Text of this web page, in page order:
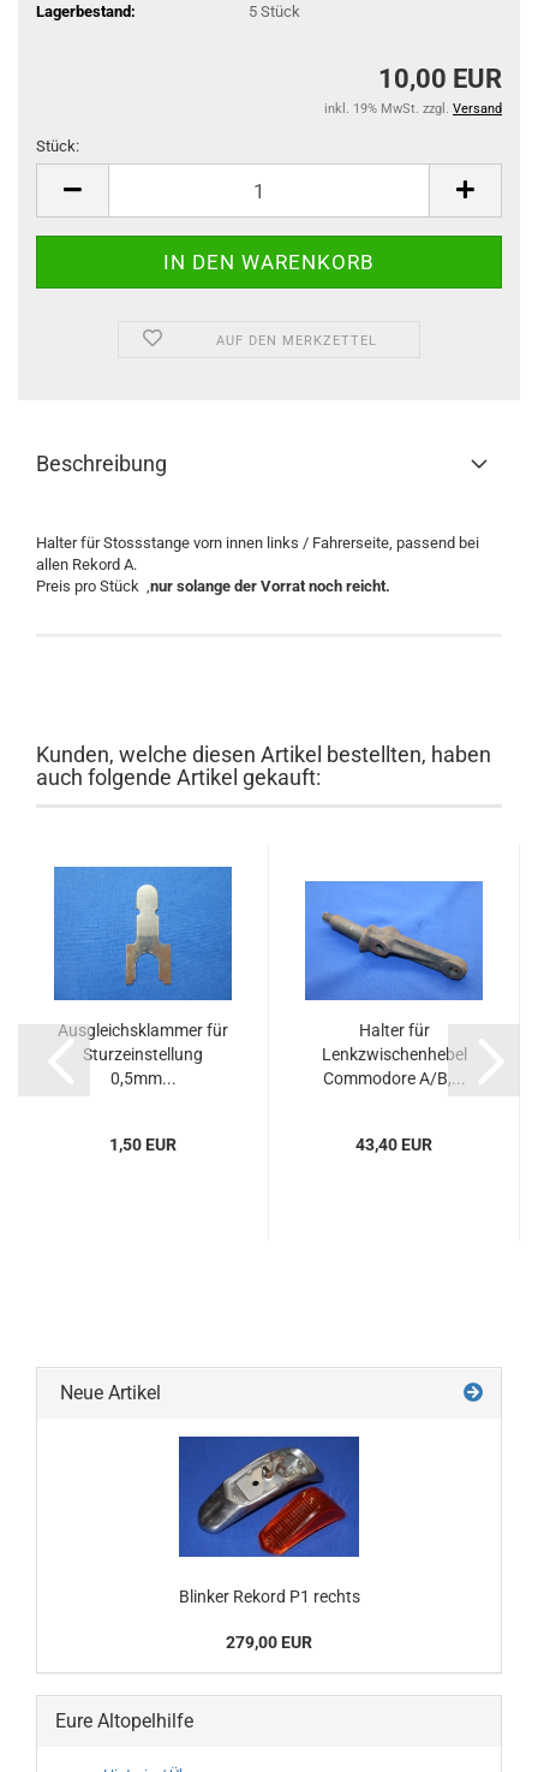
Lagerbestand: 5 Stück
10,00 EUR
inkl. 19% MwSt. zzgl. Versand
Stück:
AUF DEN MERKZETTEL
Beschreibung
Halter für Stossstange vorn innen links / Fahrerseite, passend bei
allen Rekord A.
Preis pro Stück ,nur solange der Vorrat noch reicht.
Kunden, welche diesen Artikel bestellten, haben
auch folgende Artikel gekauft:
Ausgleichsklammer für
Sturzeinstellung
0,5mm...
1,50 EUR
Halter für
Lenkzwischenhebel
Commodore A/B,...
43,40 EUR
Neue Artikel
Blinker Rekord P1 rechts
279,00 EUR
Eure Altopelhilfe